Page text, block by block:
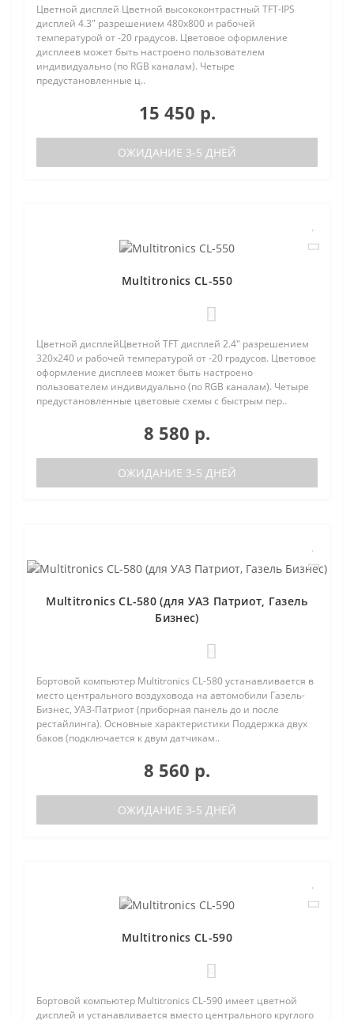
Цветной дисплей Цветной высококонтрастный TFT-IPS
дисплей 4.3" разрешением 480х800 и рабочей
температурой от -20 градусов. Цветовое оформление
дисплеев может быть настроено пользователем
индивидуально (по RGB каналам). Четыре
предустановленные ц..
15 450 р.
ОЖИДАНИЕ 3-5 ДНЕЙ
Multitronics CL-550
Цветной дисплейЦветной TFT дисплей 2.4" разрешением
320х240 и рабочей температурой от -20 градусов. Цветовое
оформление дисплеев может быть настроено
пользователем индивидуально (по RGB каналам). Четыре
предустановленные цветовые схемы с быстрым пер..
8 580 р.
ОЖИДАНИЕ 3-5 ДНЕЙ
Multitronics CL-580 (для УАЗ Патриот, Газель
Бизнес)
Бортовой компьютер Multitronics CL-580 устанавливается в
место центрального воздуховода на автомобили Газель-
Бизнес, УАЗ-Патриот (приборная панель до и после
рестайлинга). Основные характеристики Поддержка двух
баков (подключается к двум датчикам..
8 560 р.
ОЖИДАНИЕ 3-5 ДНЕЙ
Multitronics CL-590
Бортовой компьютер Multitronics CL-590 имеет цветной
дисплей и устанавливается вместо центрального круглого